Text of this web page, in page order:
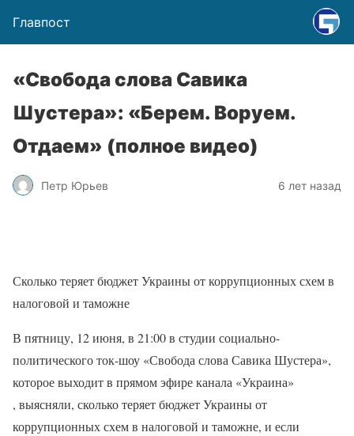
Главпост
«Свобода слова Савика
Шустера»: «Берем. Воруем.
Отдаем» (полное видео)
Петр Юрьев 6 лет назад
Сколько теряет бюджет Украины от коррупционных схем в
налоговой и таможне
В пятницу, 12 июня, в 21:00 в студии социально-
политического ток-шоу «Свобода слова Савика Шустера»,
которое выходит в прямом эфире канала «Украина»
, выясняли, сколько теряет бюджет Украины от
коррупционных схем в налоговой и таможне, и если